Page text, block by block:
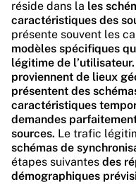
réside dans la les
caractéristiques des
présente souvent les
modèles spécifiques
légitime de l’utilisateur.
proviennent de lieux
présentent des
caractéristiques
demandes
sources. Le trafic
schémas de
étapes suivantes des
démographiques